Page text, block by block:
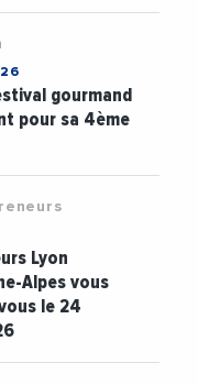
gourmand
pour sa 4ème
Lyon
Alpes vous
le 24